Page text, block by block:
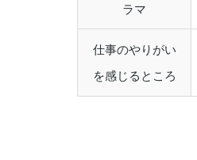
ラマ
仕事のやりがい
を感じるところ